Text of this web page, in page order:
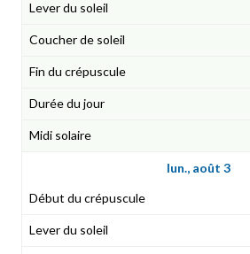
lun., août 3